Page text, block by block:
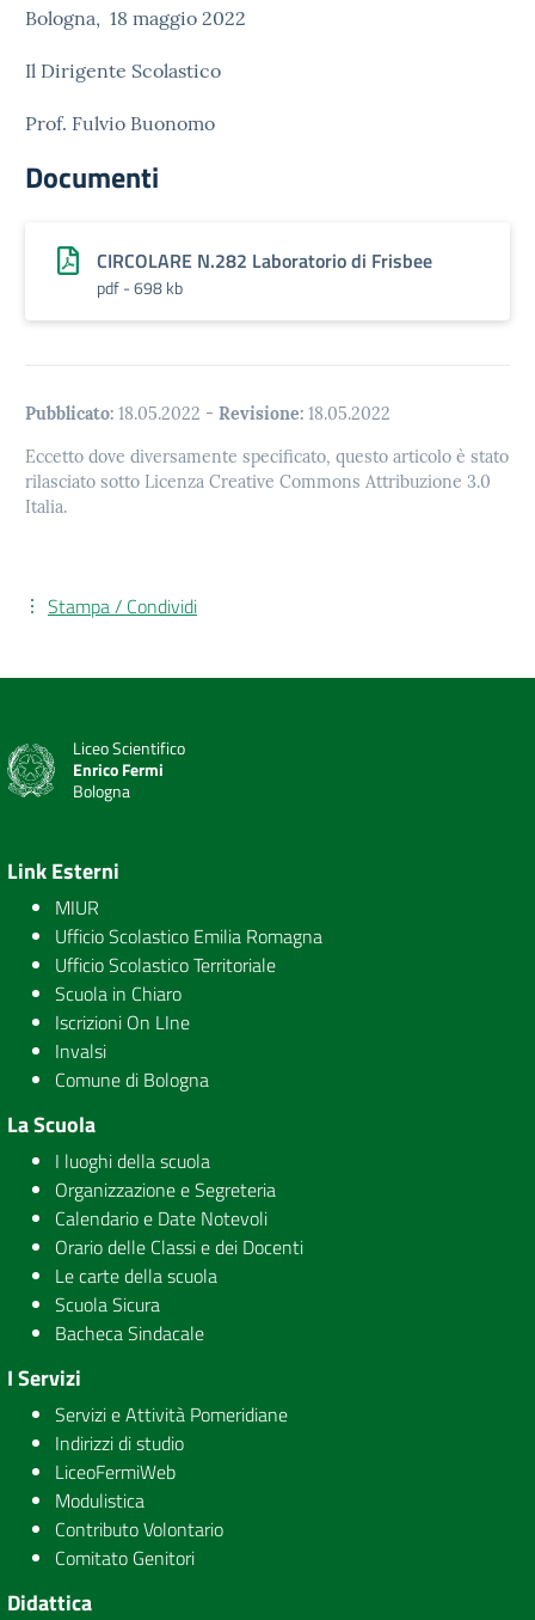
Bologna, 18 maggio 2022
Il Dirigente Scolastico
Prof. Fulvio Buonomo
Documenti
CIRCOLARE N.282 Laboratorio di Frisbee
pdf - 698 kb
Pubblicato: 18.05.2022 - Revisione: 18.05.2022
Eccetto dove diversamente specificato, questo articolo è stato
rilasciato sotto Licenza Creative Commons Attribuzione 3.0
Italia.
Stampa / Condividi
Liceo Scientifico
Enrico Fermi
Bologna
Link Esterni
MIUR
Ufficio Scolastico Emilia Romagna
Ufficio Scolastico Territoriale
Scuola in Chiaro
Iscrizioni On LIne
Invalsi
Comune di Bologna
La Scuola
I luoghi della scuola
Organizzazione e Segreteria
Calendario e Date Notevoli
Orario delle Classi e dei Docenti
Le carte della scuola
Scuola Sicura
Bacheca Sindacale
I Servizi
Servizi e Attività Pomeridiane
Indirizzi di studio
LiceoFermiWeb
Modulistica
Contributo Volontario
Comitato Genitori
Didattica